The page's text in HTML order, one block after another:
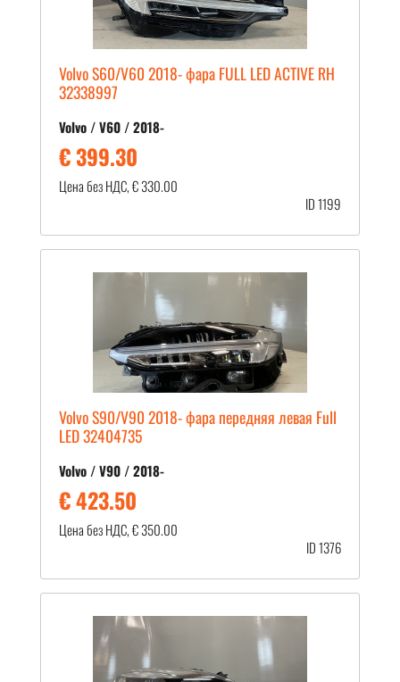
Volvo S60/V60 2018- фара FULL LED ACTIVE RH
32338997
Volvo / V60 / 2018-
€ 399.30
Цена без НДС, € 330.00
ID 1199
Volvo S90/V90 2018- фара передняя левая Full
LED 32404735
Volvo / V90 / 2018-
€ 423.50
Цена без НДС, € 350.00
ID 1376